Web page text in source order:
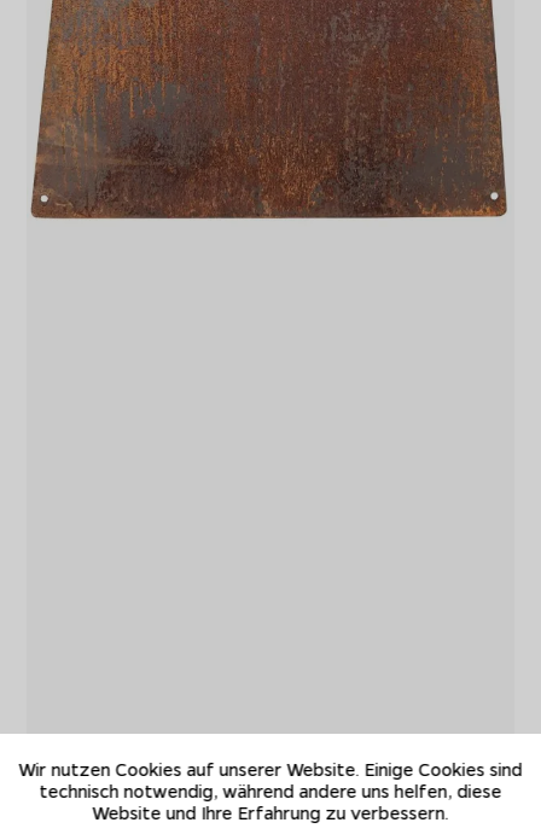
Wir nutzen Cookies auf unserer Website. Einige Cookies sind
technisch notwendig, während andere uns helfen, diese
Website und Ihre Erfahrung zu verbessern.